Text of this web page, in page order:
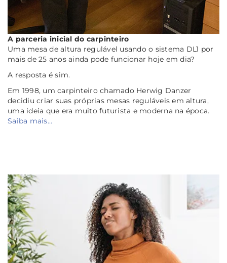
A parceria inicial do carpinteiro
Uma mesa de altura regulável usando o sistema DL1 por
mais de 25 anos ainda pode funcionar hoje em dia?
A resposta é sim.
Em 1998, um carpinteiro chamado Herwig Danzer
decidiu criar suas próprias mesas reguláveis em altura,
uma ideia que era muito futurista e moderna na época.
Saiba mais...